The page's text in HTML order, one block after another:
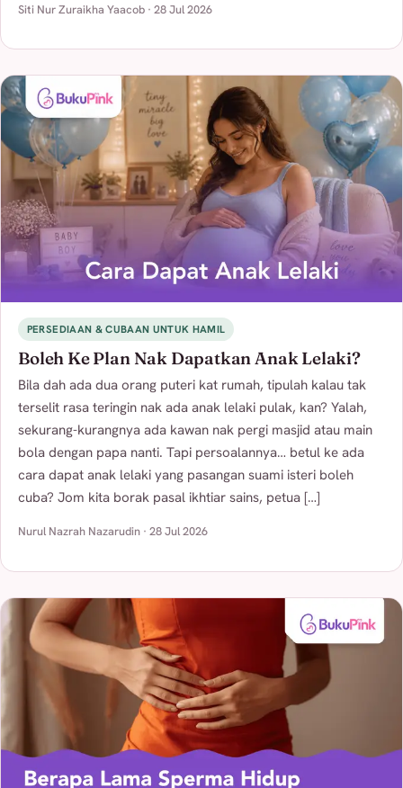
Siti Nur Zuraikha Yaacob · 28 Jul 2026
PERSEDIAAN & CUBAAN UNTUK HAMIL
Boleh Ke Plan Nak Dapatkan Anak Lelaki?
Bila dah ada dua orang puteri kat rumah, tipulah kalau tak
terselit rasa teringin nak ada anak lelaki pulak, kan? Yalah,
sekurang-kurangnya ada kawan nak pergi masjid atau main
bola dengan papa nanti. Tapi persoalannya… betul ke ada
cara dapat anak lelaki yang pasangan suami isteri boleh
cuba? Jom kita borak pasal ikhtiar sains, petua […]
Nurul Nazrah Nazarudin · 28 Jul 2026